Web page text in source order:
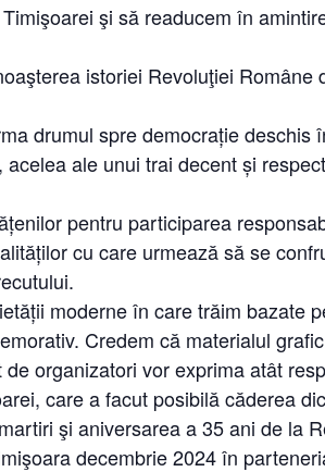
şi să readucem în
istoriei Revoluţiei
drumul spre democrație deschis
ale unui trai decent și
pentru participarea
cu care urmează să se
moderne în care trăim bazate
Credem că materialul
organizatori vor exprima atât
care a facut posibilă căderea
şi aniversarea a 35 ani de la
decembrie 2024 în